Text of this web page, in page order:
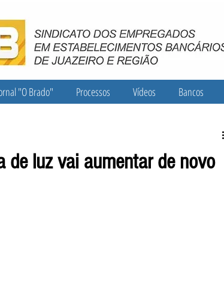
"O Brado" Processos Vídeos Bancos
de luz vai aumentar de novo